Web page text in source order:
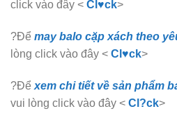
click vào đây < Cl♥ck>
?Để may balo cặp xách theo
lòng click vào đây < Cl♥ck>
?Để xem chi tiết về sản phẩm
vui lòng click vào đây < Cl?ck>